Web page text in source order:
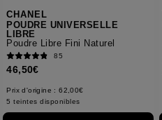
CHANEL
POUDRE UNIVERSELLE
LIBRE
Poudre Libre Fini Naturel
85
46,50€
Prix d'origine : 62,00€
5 teintes disponibles